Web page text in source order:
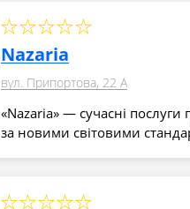
Nazaria
вул. Припортова, 22 А
«Nazaria» — сучасні послуги
за новими світовими